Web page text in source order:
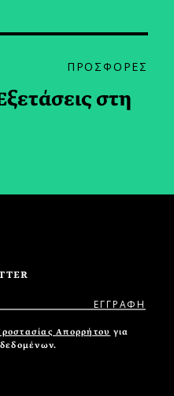
ΠΡΟΣΦΟΡΕΣ
στη
Απορρήτου για